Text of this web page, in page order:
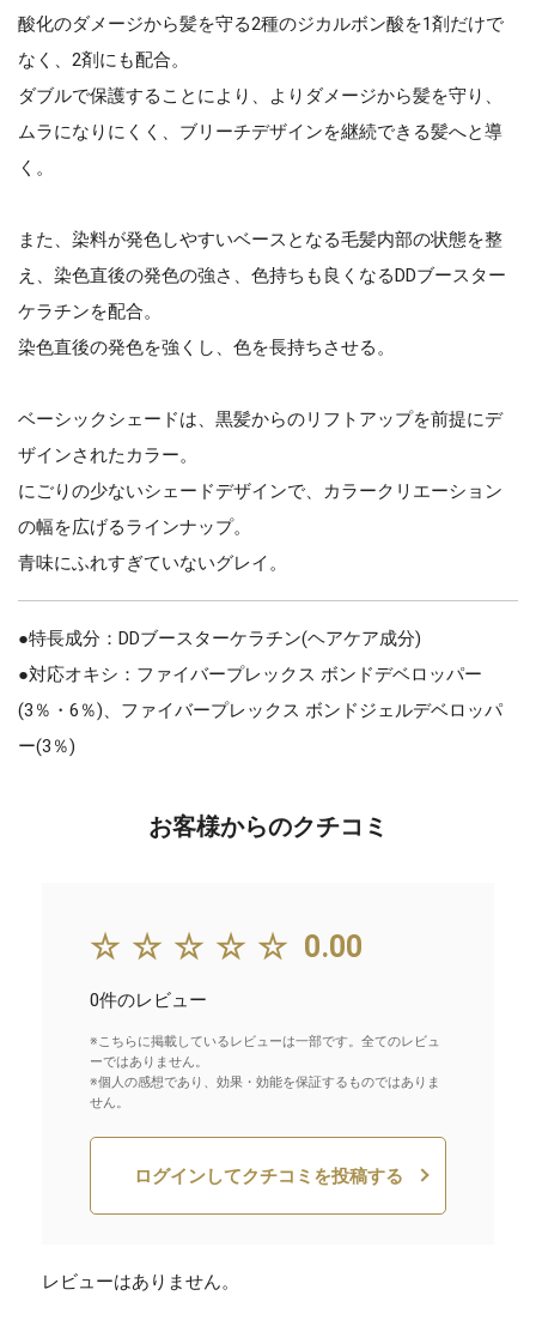
酸化のダメージから髪を守る2種のジカルボン酸を1剤だけで
なく、2剤にも配合。
ダブルで保護することにより、よりダメージから髪を守り、
ムラになりにくく、ブリーチデザインを継続できる髪へと導
く。
また、染料が発色しやすいベースとなる毛髪内部の状態を整
え、染色直後の発色の強さ、色持ちも良くなるDDブースター
ケラチンを配合。
染色直後の発色を強くし、色を長持ちさせる。
ベーシックシェードは、黒髪からのリフトアップを前提にデ
ザインされたカラー。
にごりの少ないシェードデザインで、カラークリエーション
の幅を広げるラインナップ。
青味にふれすぎていないグレイ。
●特長成分：DDブースターケラチン(ヘアケア成分)
●対応オキシ：ファイバープレックス ボンドデベロッパー
(3％・6％)、ファイバープレックス ボンドジェルデベロッパ
ー(3％)
お客様からのクチコミ
☆☆☆☆☆ 0.00
0件のレビュー
※こちらに掲載しているレビューは一部です。全てのレビュ
ーではありません。
※個人の感想であり、効果・効能を保証するものではありま
せん。
ログインしてクチコミを投稿する
レビューはありません。